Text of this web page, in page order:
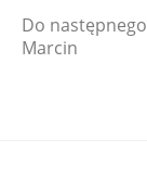
Do
Marcin